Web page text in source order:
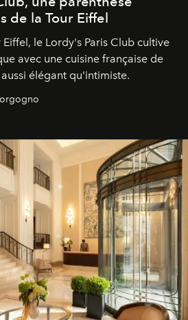
de la Tour Eiffel
le Lordy's Paris Club cultive
avec une cuisine française de
élégant qu'intimiste.